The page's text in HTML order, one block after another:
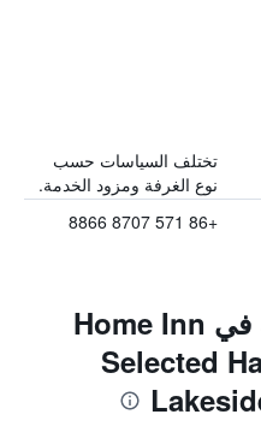
تختلف السياسات حسب
نوع الغرفة ومزود الخدمة.
+86 571 8707 8866
المزايا ووسائل الراحة في Home Inn
Selected